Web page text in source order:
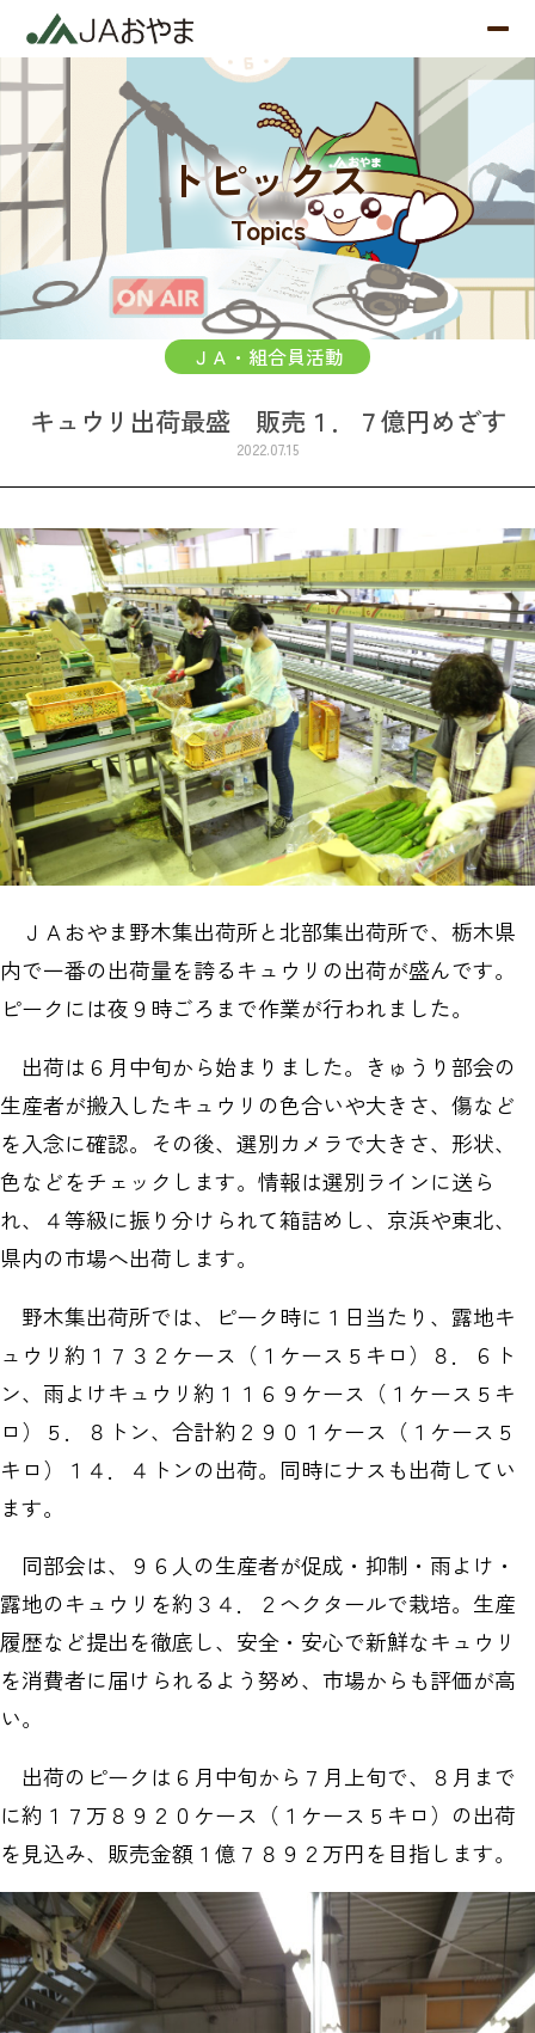
トピックス
Topics
ＪＡ・組合員活動
キュウリ出荷最盛 販売１．７億円めざす
2022.07.15
ＪＡおやま野木集出荷所と北部集出荷所で、栃木県
内で一番の出荷量を誇るキュウリの出荷が盛んです。
ピークには夜９時ごろまで作業が行われました。
出荷は６月中旬から始まりました。きゅうり部会の
生産者が搬入したキュウリの色合いや大きさ、傷など
を入念に確認。その後、選別カメラで大きさ、形状、
色などをチェックします。情報は選別ラインに送ら
れ、４等級に振り分けられて箱詰めし、京浜や東北、
県内の市場へ出荷します。
野木集出荷所では、ピーク時に１日当たり、露地キ
ュウリ約１７３２ケース（１ケース５キロ）８．６ト
ン、雨よけキュウリ約１１６９ケース（１ケース５キ
ロ）５．８トン、合計約２９０１ケース（１ケース５
キロ）１４．４トンの出荷。同時にナスも出荷してい
ます。
同部会は、９６人の生産者が促成・抑制・雨よけ・
露地のキュウリを約３４．２ヘクタールで栽培。生産
履歴など提出を徹底し、安全・安心で新鮮なキュウリ
を消費者に届けられるよう努め、市場からも評価が高
い。
出荷のピークは６月中旬から７月上旬で、８月まで
に約１７万８９２０ケース（１ケース５キロ）の出荷
を見込み、販売金額１億７８９２万円を目指します。